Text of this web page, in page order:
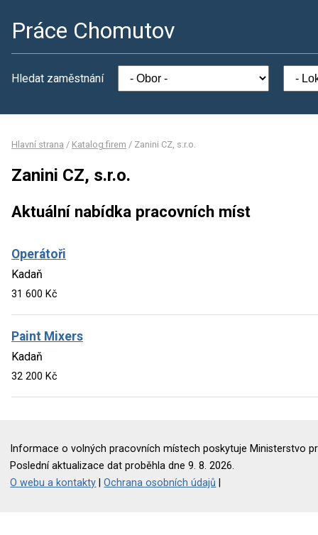
Práce Chomutov
Hledat zaměstnání
Hlavní strana / Katalog firem / Zanini CZ, s.r.o.
Zanini CZ, s.r.o.
Aktuální nabídka pracovních míst
Operátoři
Kadaň
31 600 Kč
Paint Mixers
Kadaň
32 200 Kč
Informace o volných pracovních místech poskytuje Ministerstvo
Poslední aktualizace dat proběhla dne 9. 8. 2026.
O webu a kontakty |Ochrana osobních údajů